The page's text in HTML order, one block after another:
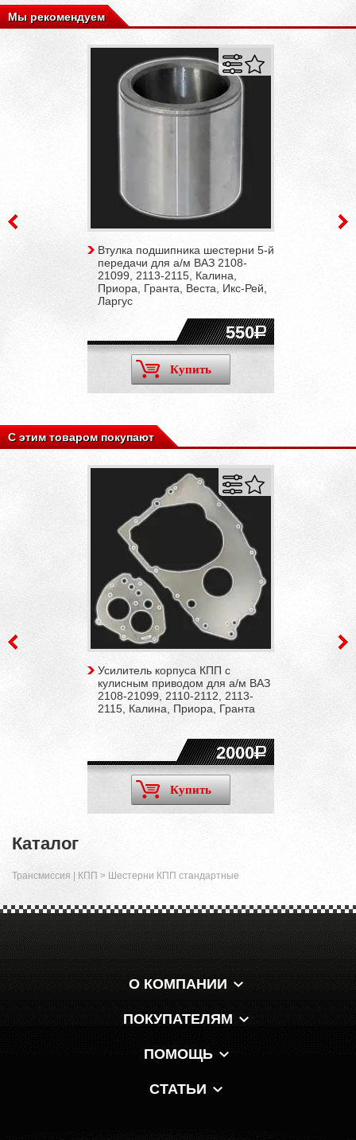
Мы рекомендуем
Втулка подшипника шестерни 5-й
передачи для а/м ВАЗ 2108-
21099, 2113-2115, Калина,
Приора, Гранта, Веста, Икс-Рей,
Ларгус
550
Купить
С этим товаром покупают
Усилитель корпуса КПП с
кулисным приводом для а/м ВАЗ
2108-21099, 2110-2112, 2113-
2115, Калина, Приора, Гранта
2000
Купить
Каталог
Трансмиссия | КПП > Шестерни КПП стандартные
О КОМПАНИИ
ПОКУПАТЕЛЯМ
ПОМОЩЬ
СТАТЬИ